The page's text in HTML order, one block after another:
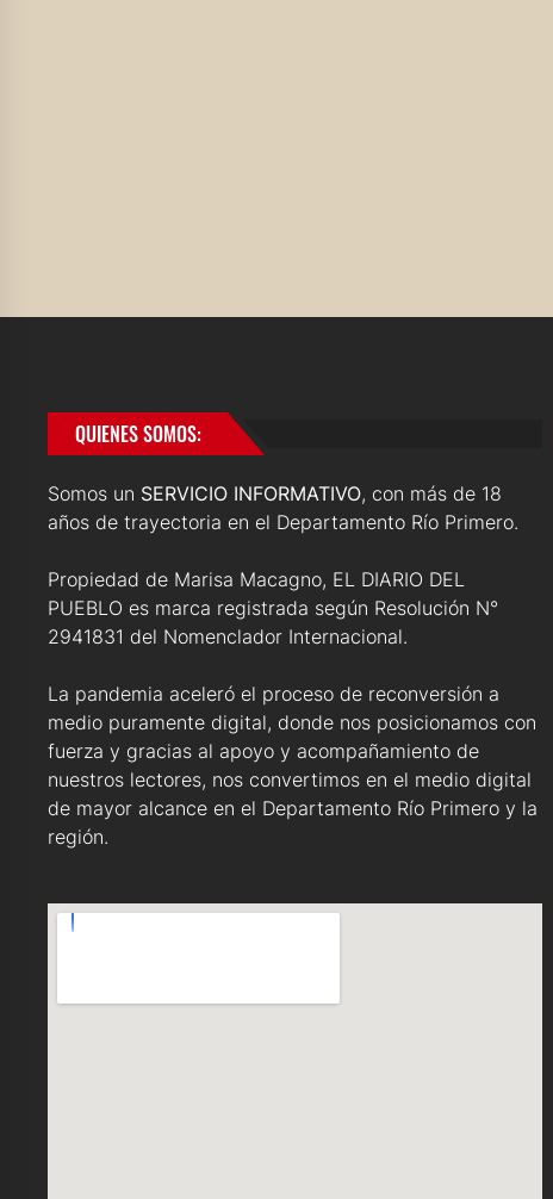
QUIENES SOMOS:
Somos un SERVICIO INFORMATIVO, con más de 18
años de trayectoria en el Departamento Río Primero.
Propiedad de Marisa Macagno, EL DIARIO DEL
PUEBLO es marca registrada según Resolución N°
2941831 del Nomenclador Internacional.
La pandemia aceleró el proceso de reconversión a
medio puramente digital, donde nos posicionamos con
fuerza y gracias al apoyo y acompañamiento de
nuestros lectores, nos convertimos en el medio digital
de mayor alcance en el Departamento Río Primero y la
región.